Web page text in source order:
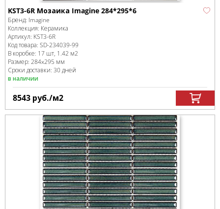
KST3-6R Мозаика Imagine 284*295*6
Бренд: Imagine
Коллекция: Керамика
Артикул: KST3-6R
Код товара: SD-234039-99
В коробке: 17 шт, 1.42 м2
Размер: 284x295 мм
Сроки доставки: 30 дней
в наличии
8543 руб./м2